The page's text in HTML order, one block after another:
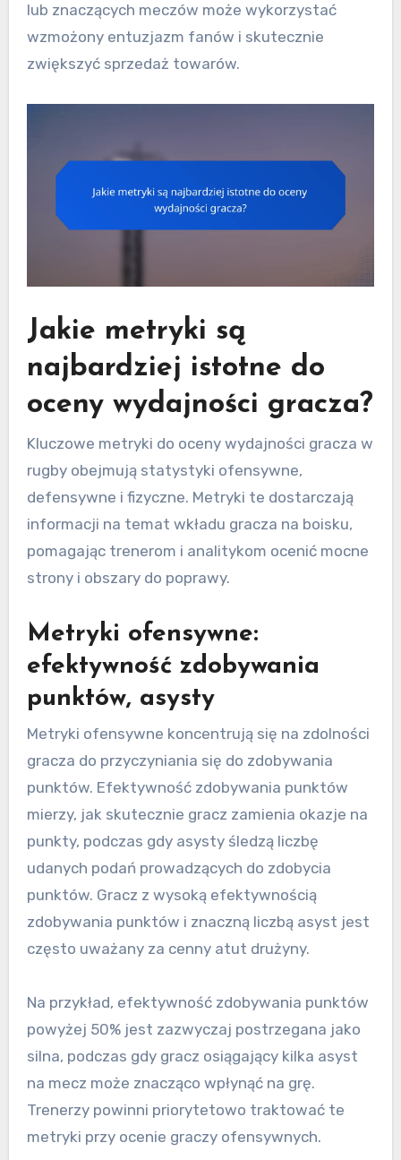
lub znaczących meczów może wykorzystać
wzmożony entuzjazm fanów i skutecznie
zwiększyć sprzedaż towarów.
Jakie metryki są
najbardziej istotne do
oceny wydajności gracza?
Kluczowe metryki do oceny wydajności gracza w
rugby obejmują statystyki ofensywne,
defensywne i fizyczne. Metryki te dostarczają
informacji na temat wkładu gracza na boisku,
pomagając trenerom i analitykom ocenić mocne
strony i obszary do poprawy.
Metryki ofensywne:
efektywność zdobywania
punktów, asysty
Metryki ofensywne koncentrują się na zdolności
gracza do przyczyniania się do zdobywania
punktów. Efektywność zdobywania punktów
mierzy, jak skutecznie gracz zamienia okazje na
punkty, podczas gdy asysty śledzą liczbę
udanych podań prowadzących do zdobycia
punktów. Gracz z wysoką efektywnością
zdobywania punktów i znaczną liczbą asyst jest
często uważany za cenny atut drużyny.
Na przykład, efektywność zdobywania punktów
powyżej 50% jest zazwyczaj postrzegana jako
silna, podczas gdy gracz osiągający kilka asyst
na mecz może znacząco wpłynąć na grę.
Trenerzy powinni priorytetowo traktować te
metryki przy ocenie graczy ofensywnych.